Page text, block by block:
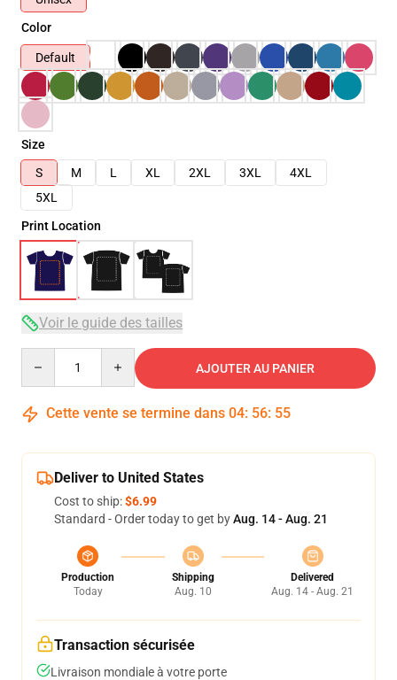
Color
Default
Size
S
M L XL 2XL 3XL
4XL
5XL
Print Location
Voir le guide des tailles
AJOUTER AU PANIER
Cette vente se termine dans 04: 56: 54
Deliver to United States
Cost to ship:$6.99
Standard - Order today to get byAug. 14 - Aug. 21
Production
Today
Shipping
Aug. 10
Delivered
Aug. 14 - Aug. 21
Transaction sécurisée
Livraison mondiale à votre porte